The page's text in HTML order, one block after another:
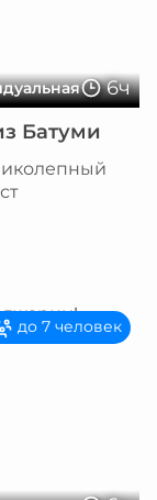
6ч
Батуми
до 7 человек